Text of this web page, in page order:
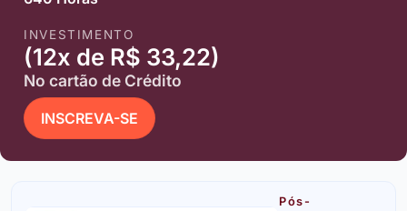
INVESTIMENTO
(12x de R$ 33,22)
No cartão de Crédito
INSCREVA-SE
Pós-